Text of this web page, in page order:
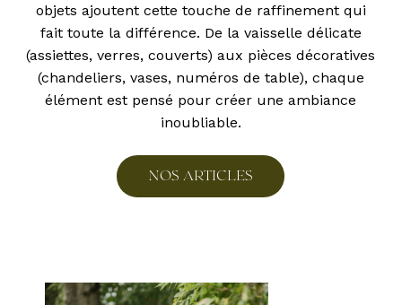
objets ajoutent cette touche de raffinement qui
fait toute la différence. De la vaisselle délicate
(assiettes, verres, couverts) aux pièces décoratives
(chandeliers, vases, numéros de table), chaque
élément est pensé pour créer une ambiance
inoubliable.
NOS ARTICLES